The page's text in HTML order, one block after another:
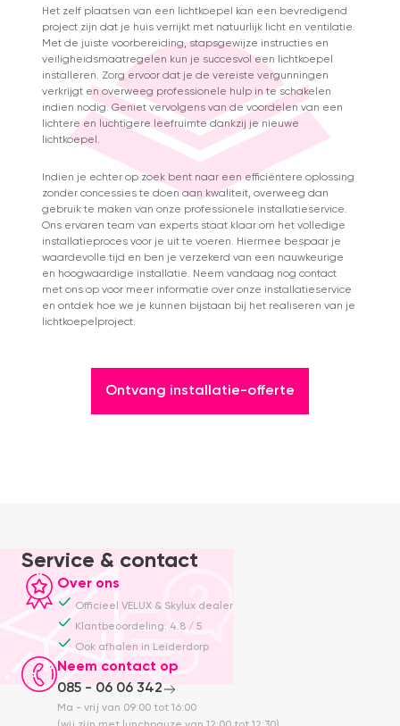
Het zelf plaatsen van een lichtkoepel kan een bevredigend
project zijn dat je huis verrijkt met natuurlijk licht en ventilatie.
Met de juiste voorbereiding, stapsgewijze instructies en
veiligheidsmaatregelen kun je succesvol een lichtkoepel
installeren. Zorg ervoor dat je de vereiste vergunningen
verkrijgt en overweeg professionele hulp in te schakelen
indien nodig. Geniet vervolgens van de voordelen van een
lichtere en luchtigere leefruimte dankzij je nieuwe
lichtkoepel.
Indien je echter op zoek bent naar een efficiëntere oplossing
zonder concessies te doen aan kwaliteit, overweeg dan
gebruik te maken van onze professionele installatieservice.
Ons ervaren team van experts staat klaar om het volledige
installatieproces voor je uit te voeren. Hiermee bespaar je
waardevolle tijd en ben je verzekerd van een nauwkeurige
en hoogwaardige installatie. Neem vandaag nog contact
met ons op voor meer informatie over onze installatieservice
en ontdek hoe we je kunnen bijstaan bij het realiseren van je
lichtkoepelproject.
Ontvang installatie-offerte
Service & contact
Over ons
Officieel VELUX & Skylux dealer
Klantbeoordeling: 4.8 / 5
Ook afhalen in Leiderdorp
Neem contact op
085 - 06 06 342
Ma - vrij van 09:00 tot 16:00